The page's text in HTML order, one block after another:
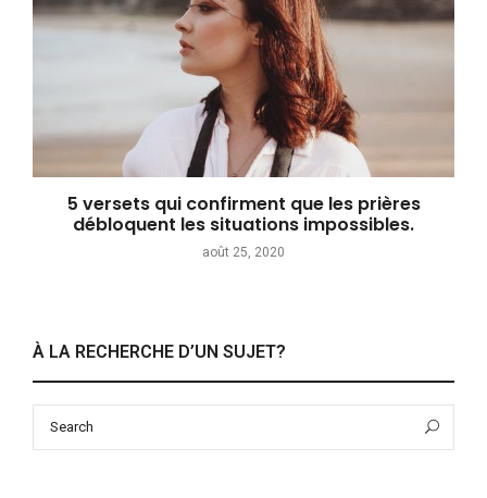
5 versets qui confirment que les prières
débloquent les situations impossibles.
août 25, 2020
À LA RECHERCHE D’UN SUJET?